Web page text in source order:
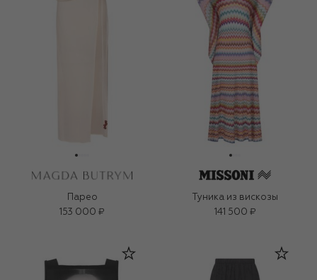
Парео
153 000 ₽
Туника из вискозы
141 500 ₽